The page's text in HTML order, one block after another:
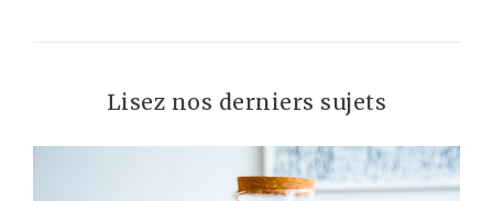
Lisez nos derniers sujets